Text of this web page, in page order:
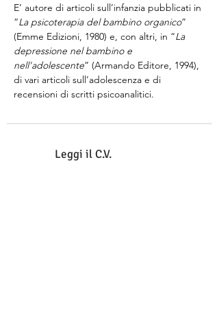
E’ autore di articoli sull’infanzia pubblicati in
“La psicoterapia del bambino organico”
(Emme Edizioni, 1980) e, con altri, in “La
depressione nel bambino e
nell'adolescente” (Armando Editore, 1994),
di vari articoli sull’adolescenza e di
recensioni di scritti psicoanalitici.
Leggi il C.V.